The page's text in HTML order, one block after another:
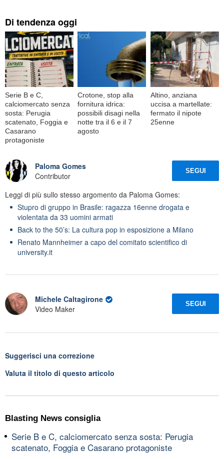
Di tendenza oggi
Serie B e C,
calciomercato senza
sosta: Perugia
scatenato, Foggia e
Casarano
protagoniste
Crotone, stop alla
fornitura idrica:
possibili disagi nella
notte tra il 6 e il 7
agosto
Altino, anziana
uccisa a martellate:
fermato il nipote
25enne
Paloma Gomes
Contributor
SEGUI
Leggi di più sullo stesso argomento da Paloma Gomes:
Stupro di gruppo in Brasile: ragazza 16enne drogata e
violentata da 33 uomini armati
Back to the 50’s: La cultura pop in esposizione a Milano
Renato Mannheimer a capo del comitato scientifico di
university.it
Michele Caltagirone
Video Maker
SEGUI
Suggerisci una correzione
Valuta il titolo di questo articolo
Blasting News consiglia
Serie B e C, calciomercato senza sosta: Perugia
scatenato, Foggia e Casarano protagoniste